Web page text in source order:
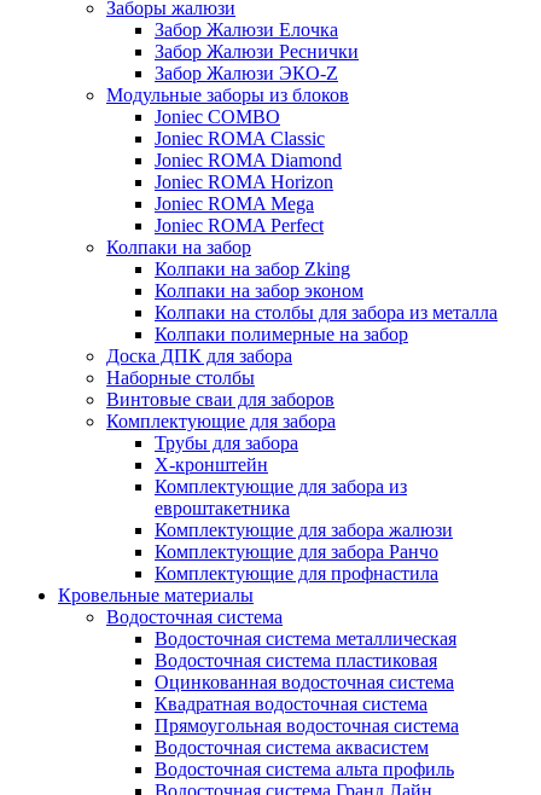
Заборы жалюзи
Забор Жалюзи Елочка
Забор Жалюзи Реснички
Забор Жалюзи ЭКО-Z
Модульные заборы из блоков
Joniec COMBO
Joniec ROMA Classic
Joniec ROMA Diamond
Joniec ROMA Horizon
Joniec ROMA Mega
Joniec ROMA Perfect
Колпаки на забор
Колпаки на забор Zking
Колпаки на забор эконом
Колпаки на столбы для забора из металла
Колпаки полимерные на забор
Доска ДПК для забора
Наборные столбы
Винтовые сваи для заборов
Комплектующие для забора
Трубы для забора
Х-кронштейн
Комплектующие для забора из
евроштакетника
Комплектующие для забора жалюзи
Комплектующие для забора Ранчо
Комплектующие для профнастила
Кровельные материалы
Водосточная система
Водосточная система металлическая
Водосточная система пластиковая
Оцинкованная водосточная система
Квадратная водосточная система
Прямоугольная водосточная система
Водосточная система аквасистем
Водосточная система альта профиль
Водосточная система Гранд Лайн